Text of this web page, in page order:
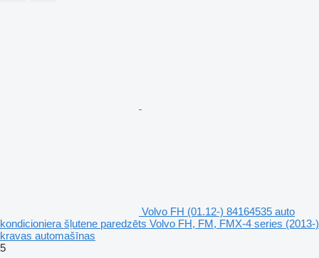
Volvo FH (01.12-) 84164535 auto
kondicioniera šļutene paredzēts Volvo FH, FM, FMX-4 series (2013-)
kravas automašīnas
5